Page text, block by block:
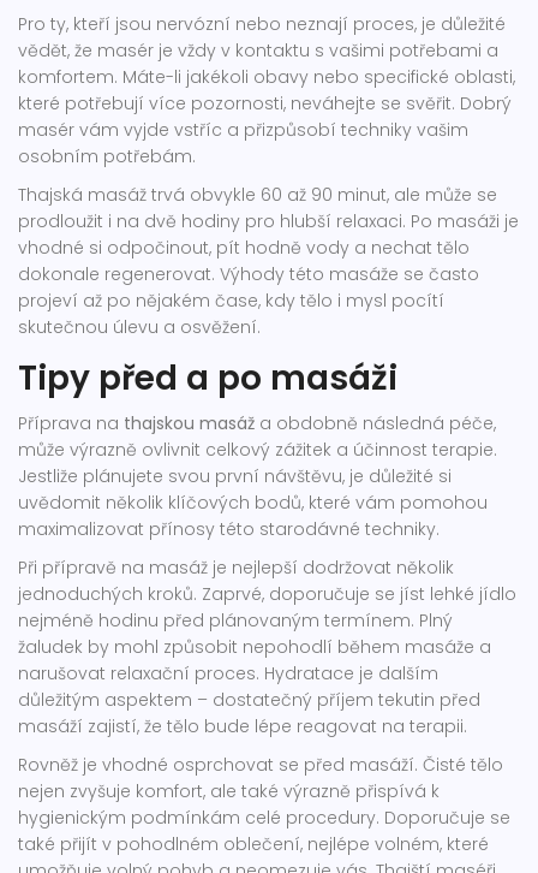
Pro ty, kteří jsou nervózní nebo neznají proces, je důležité
vědět, že masér je vždy v kontaktu s vašimi potřebami a
komfortem. Máte-li jakékoli obavy nebo specifické oblasti,
které potřebují více pozornosti, neváhejte se svěřit. Dobrý
masér vám vyjde vstříc a přizpůsobí techniky vašim
osobním potřebám.
Thajská masáž trvá obvykle 60 až 90 minut, ale může se
prodloužit i na dvě hodiny pro hlubší relaxaci. Po masáži je
vhodné si odpočinout, pít hodně vody a nechat tělo
dokonale regenerovat. Výhody této masáže se často
projeví až po nějakém čase, kdy tělo i mysl pocítí
skutečnou úlevu a osvěžení.
Tipy před a po masáži
Příprava na thajskou masáž a obdobně následná péče,
může výrazně ovlivnit celkový zážitek a účinnost terapie.
Jestliže plánujete svou první návštěvu, je důležité si
uvědomit několik klíčových bodů, které vám pomohou
maximalizovat přínosy této starodávné techniky.
Při přípravě na masáž je nejlepší dodržovat několik
jednoduchých kroků. Zaprvé, doporučuje se jíst lehké jídlo
nejméně hodinu před plánovaným termínem. Plný
žaludek by mohl způsobit nepohodlí během masáže a
narušovat relaxační proces. Hydratace je dalším
důležitým aspektem – dostatečný příjem tekutin před
masáží zajistí, že tělo bude lépe reagovat na terapii.
Rovněž je vhodné osprchovat se před masáží. Čisté tělo
nejen zvyšuje komfort, ale také výrazně přispívá k
hygienickým podmínkám celé procedury. Doporučuje se
také přijít v pohodlném oblečení, nejlépe volném, které